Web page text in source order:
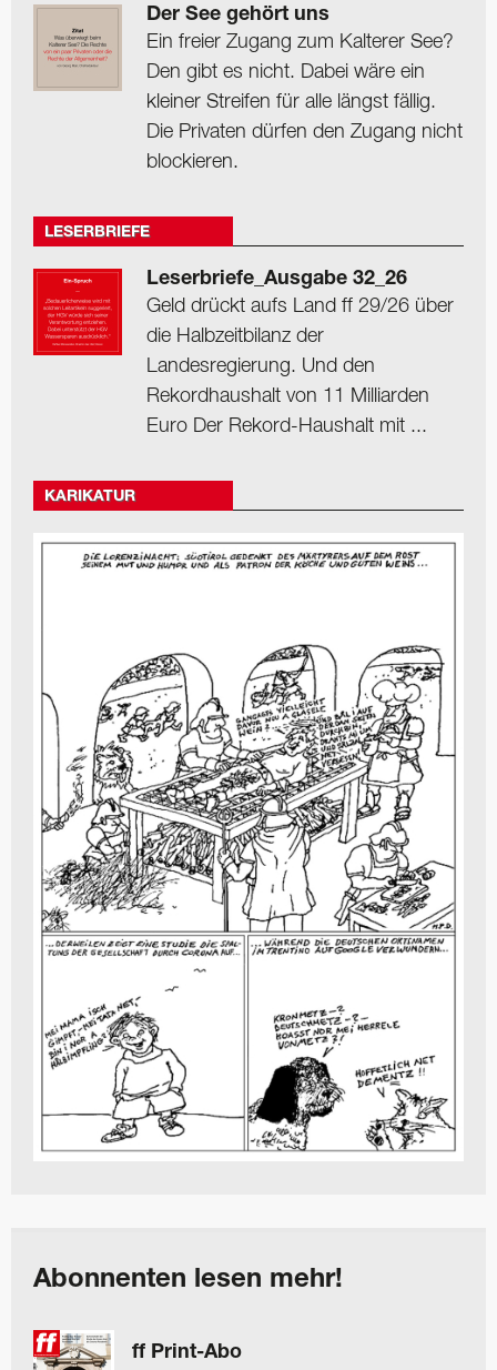
Der See gehört uns
Ein freier Zugang zum Kalterer See?
Den gibt es nicht. Dabei wäre ein
kleiner Streifen für alle längst fällig.
Die Privaten dürfen den Zugang nicht
blockieren.
LESERBRIEFE
Leserbriefe_Ausgabe 32_26
Geld drückt aufs Land ff 29/26 über
die Halbzeitbilanz der
Landesregierung. Und den
Rekordhaushalt von 11 Milliarden
Euro Der Rekord-Haushalt mit ...
KARIKATUR
Abonnenten lesen mehr!
ff Print-Abo